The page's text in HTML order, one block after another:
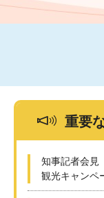
文
重要
知事記者会見
観光キャンペ